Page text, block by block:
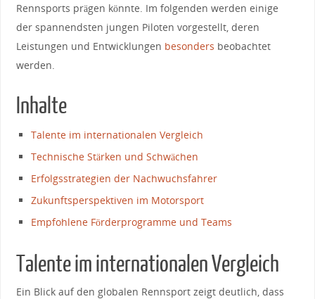
‍Rennsports prägen ‌könnte. Im ​folgenden ‌werden einige
‍der spannendsten jungen Piloten ⁣vorgestellt, deren
Leistungen ⁤und⁣ Entwicklungen besonders ⁤beobachtet
werden.
Inhalte
Talente im internationalen ⁤Vergleich
Technische‍ Stärken‍ und Schwächen
Erfolgsstrategien ⁣der Nachwuchsfahrer
Zukunftsperspektiven im⁢ Motorsport
Empfohlene Förderprogramme ⁢und Teams
Talente im internationalen Vergleich
Ein Blick auf den ⁤globalen Rennsport zeigt deutlich, dass